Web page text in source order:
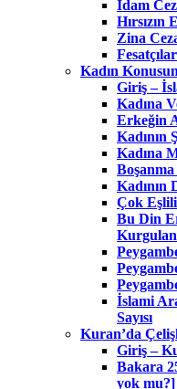
İdam
Hırsızın
Zina
Kadın
Giriş –
Kadına
Erkeğin
Kadının
Kadına
Kadının
Çok
Bu Din
İslami
Sayısı
Kuran’da
Giriş –
Bakara
yok mu?]